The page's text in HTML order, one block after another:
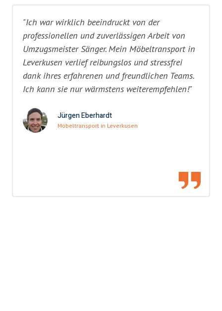
"Ich war wirklich beeindruckt von der
professionellen und zuverlässigen Arbeit von
Umzugsmeister Sänger. Mein Möbeltransport in
Leverkusen verlief reibungslos und stressfrei
dank ihres erfahrenen und freundlichen Teams.
Ich kann sie nur wärmstens weiterempfehlen!"
Jürgen Eberhardt
Möbeltransport in Leverkusen